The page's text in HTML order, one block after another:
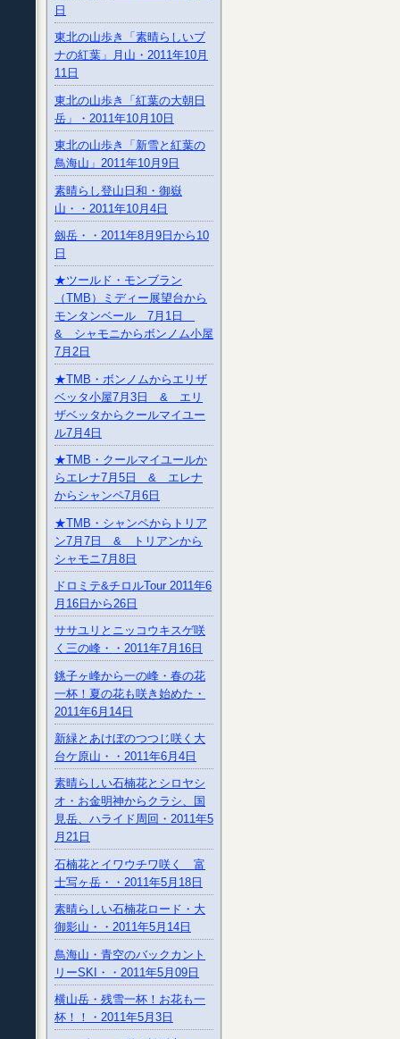
日
東北の山歩き「素晴らしいブ
ナの紅葉」月山・2011年10月
11日
東北の山歩き「紅葉の大朝日
岳」・2011年10月10日
東北の山歩き「新雪と紅葉の
鳥海山」2011年10月9日
素晴らし登山日和・御嶽
山・・2011年10月4日
劔岳・・2011年8月9日から10
日
★ツールド・モンブラン
（TMB）ミディー展望台から
モンタンベール 7月1日
& シャモニからボンノム小屋
7月2日
★TMB・ボンノムからエリザ
ベッタ小屋7月3日 & エリ
ザベッタからクールマイユー
ル7月4日
★TMB・クールマイユールか
らエレナ7月5日 & エレナ
からシャンペ7月6日
★TMB・シャンペからトリア
ン7月7日 & トリアンから
シャモニ7月8日
ドロミテ&チロルTour 2011年6
月16日から26日
ササユリとニッコウキスゲ咲
く三の峰・・2011年7月16日
銚子ヶ峰から一の峰・春の花
一杯！夏の花も咲き始めた・
2011年6月14日
新緑とあけぼのつつじ咲く大
台ケ原山・・2011年6月4日
素晴らしい石楠花とシロヤシ
オ・お金明神からクラシ、国
見岳、ハライド周回・2011年5
月21日
石楠花とイワウチワ咲く 富
士写ヶ岳・・2011年5月18日
素晴らしい石楠花ロード・大
御影山・・2011年5月14日
鳥海山・青空のバックカント
リーSKI・・2011年5月09日
横山岳・残雪一杯！お花も一
杯！！・2011年5月3日